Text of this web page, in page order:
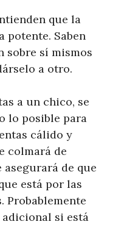
que la
potente. Saben
sobre sí mismos
a otro.
a un chico, se
lo posible para
cálido y
colmará de
asegurará de que
está por las
Probablemente
si está